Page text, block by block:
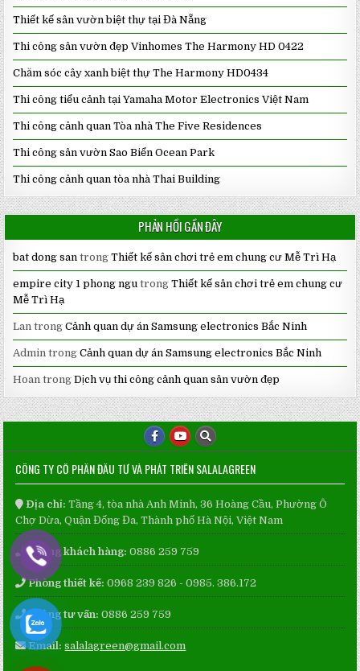
Thiết kế sân vườn biệt thự tại Đà Nẵng
Thi công sân vườn đẹp Vinhomes The Harmony HD 0422
Chăm sóc cây xanh biệt thự The Harmony HD0434
Thi công tiểu cảnh tại Yamaha Motor Electronics Việt Nam
Thi công cảnh quan Tòa nhà The Five Residences
Thi công sân vườn Sao Biển Ocean Park
Thi công cảnh quan tòa nhà Thai Building
PHẢN HỒI GẦN ĐÂY
bat dong san trongThiết kế sân chơi trẻ em chung cư Mễ Trì Hạ
empire city 1 phong ngu trongThiết kế sân chơi trẻ em chung cư
Mễ Trì Hạ
Lan trongCảnh quan dự án Samsung electronics Bắc Ninh
Admin trongCảnh quan dự án Samsung electronics Bắc Ninh
Hoan trongDịch vụ thi công cảnh quan sân vườn đẹp
CÔNG TY CỔ PHẦN ĐẦU TƯ VÀ PHÁT TRIỂN SALALAGREEN
Địa chỉ: Tầng 4, tòa nhà Anh Minh, 36 Hoàng Cầu, Phường Ô
Chợ Dừa, Quận Đống Đa, Thành phố Hà Nội, Việt Nam
Phòng khách hàng: 0886 259 759
Phòng thiết kế: 0968 239 826 - 0985. 386.172
Phòng tư vấn: 0886 259 759
Email: salalagreen@gmail.com